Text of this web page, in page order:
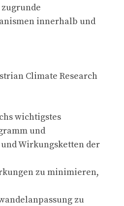
innerhalb und
Climate Research
wichtigstes
und
Wirkungsketten der
zu minimieren,
zu